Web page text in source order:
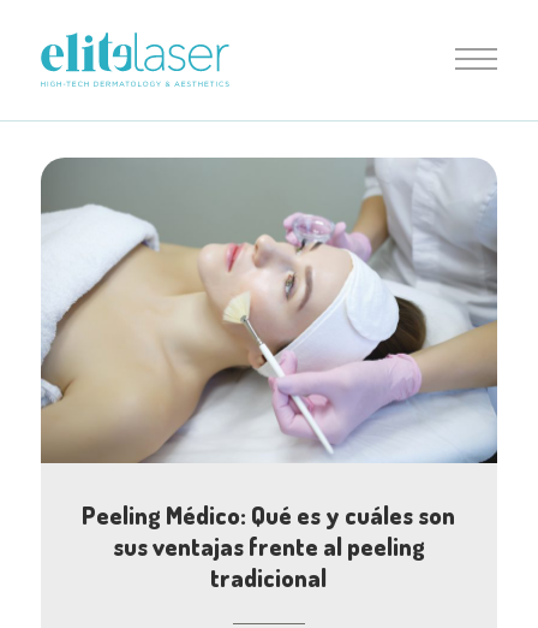
Peeling Médico: Qué es y cuáles son
sus ventajas frente al peeling
tradicional